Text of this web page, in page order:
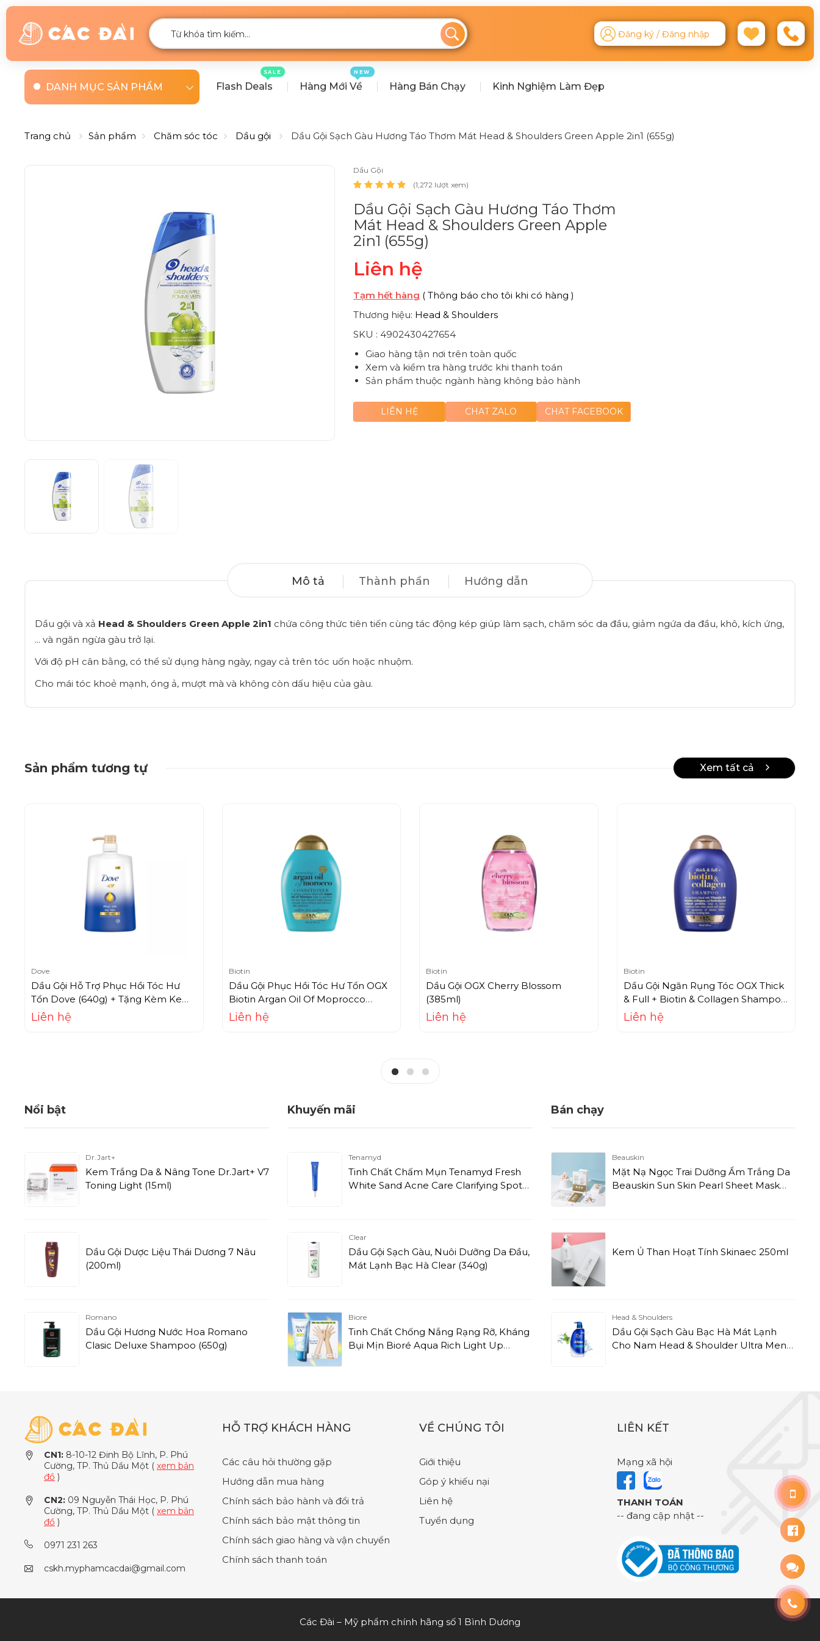
Đăng ký / Đăng nhập
DANH MỤC SẢN PHẨM Flash Deals
SALE
Hàng Mới Về
NEW
Hàng Bán Chạy Kinh Nghiệm Làm Đẹp
Trang chủ Sản phẩm Chăm sóc tóc Dầu gội Dầu Gội Sạch Gàu Hương Táo Thơm Mát Head & Shoulders Green Apple 2in1 (655g)
Dầu Gội
(1,272 lượt xem)
Dầu Gội Sạch Gàu Hương Táo Thơm
Mát Head & Shoulders Green Apple
2in1 (655g)
Liên hệ
Tạm hết hàng ( Thông báo cho tôi khi có hàng )
Thương hiệu: Head & Shoulders
SKU : 4902430427654
Giao hàng tận nơi trên toàn quốc
Xem và kiểm tra hàng trước khi thanh toán
Sản phẩm thuộc ngành hàng không bảo hành
LIÊN HỆ CHAT ZALO CHAT FACEBOOK
Mô tả Thành phần Hướng dẫn
Dầu gội và xả Head & Shoulders Green Apple 2in1 chứa công thức tiên tiến cùng tác động kép giúp làm sạch, chăm sóc da đầu, giảm ngứa da đầu, khô, kích ứng,
... và ngăn ngừa gàu trở lại.
Với độ pH cân bằng, có thể sử dụng hàng ngày, ngay cả trên tóc uốn hoặc nhuộm.
Cho mái tóc khoẻ mạnh, óng ả, mượt mà và không còn dấu hiệu của gàu.
Sản phẩm tương tự Xem tất cả
Dove
Dầu Gội Hỗ Trợ Phục Hồi Tóc Hư
Tổn Dove (640g) + Tặng Kèm Kem
Xả (140g)
Liên hệ
Biotin
Dầu Gội Phục Hồi Tóc Hư Tổn OGX
Biotin Argan Oil Of Moprocco
(385ml)
Liên hệ
Biotin
Dầu Gội OGX Cherry Blossom
(385ml)
Liên hệ
Biotin
Dầu Gội Ngăn Rụng Tóc OGX Thick
& Full + Biotin & Collagen Shampoo
(385ml)
Liên hệ
Nổi bật
Dr.Jart+
Kem Trắng Da & Nâng Tone Dr.Jart+ V7
Toning Light (15ml)
Dầu Gội Dược Liệu Thái Dương 7 Nâu
(200ml)
Romano
Dầu Gội Hương Nước Hoa Romano
Clasic Deluxe Shampoo (650g)
Khuyến mãi
Tenamyd
Tinh Chất Chấm Mụn Tenamyd Fresh
White Sand Acne Care Clarifying Spot
Clear
Dầu Gội Sạch Gàu, Nuôi Dưỡng Da Đầu,
Mát Lạnh Bạc Hà Clear (340g)
Biore
Tinh Chất Chống Nắng Rạng Rỡ, Kháng
Bụi Mịn Bioré Aqua Rich Light Up
Bán chạy
Beauskin
Mặt Nạ Ngọc Trai Dưỡng Ẩm Trắng Da
Beauskin Sun Skin Pearl Sheet Mask
Kem Ủ Than Hoạt Tính Skinaec 250ml
Head & Shoulders
Dầu Gội Sạch Gàu Bạc Hà Mát Lạnh
Cho Nam Head & Shoulder Ultra Men
CN1: 8-10-12 Đinh Bộ Lĩnh, P. Phú
Cường, TP. Thủ Dầu Một ( xem bản
đồ )
CN2: 09 Nguyễn Thái Học, P. Phú
Cường, TP. Thủ Dầu Một ( xem bản
đồ )
0971 231 263
cskh.myphamcacdai@gmail.com
HỖ TRỢ KHÁCH HÀNG
Các câu hỏi thường gặp
Hướng dẫn mua hàng
Chính sách bảo hành và đổi trả
Chính sách bảo mật thông tin
Chính sách giao hàng và vận chuyển
Chính sách thanh toán
VỀ CHÚNG TÔI
Giới thiệu
Góp ý khiếu nại
Liên hệ
Tuyển dụng
LIÊN KẾT
Mạng xã hội
THANH TOÁN
-- đang cập nhật --
Các Đài – Mỹ phẩm chính hãng số 1 Bình Dương